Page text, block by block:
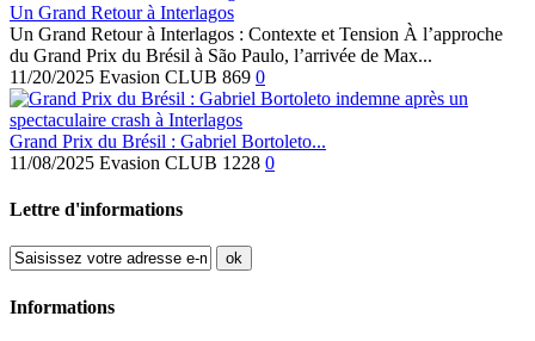
Un Grand Retour à Interlagos
Un Grand Retour à Interlagos : Contexte et Tension À l’approche
du Grand Prix du Brésil à São Paulo, l’arrivée de Max...
11/20/2025 Evasion CLUB 869 0
Grand Prix du Brésil : Gabriel Bortoleto...
11/08/2025 Evasion CLUB 1228 0
Lettre d'informations
ok
Informations